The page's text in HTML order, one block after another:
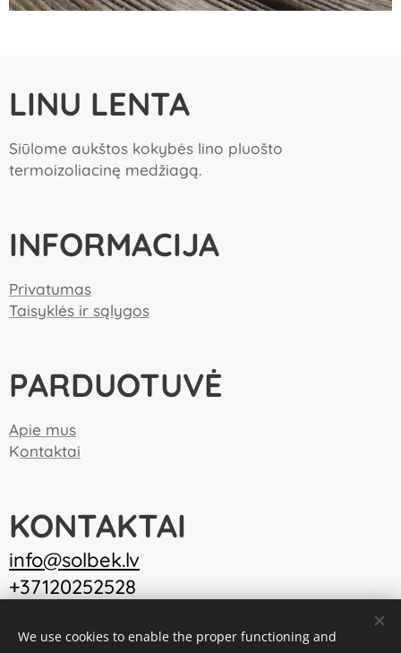
LINU LENTA
Siūlome aukštos kokybės lino pluošto
termoizoliacinę medžiagą.
INFORMACIJA
Privatumas
Taisyklės ir sąlygos
PARDUOTUVĖ
Apie mus
Kontaktai
KONTAKTAI
info@solbek.lv
+37120252528
We use cookies to enable the proper functioning and